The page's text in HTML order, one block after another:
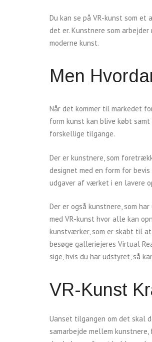
Du kan se på VR-kunst som
det er. Kunstnere som
moderne kunst.
Men
Når det kommer til markedet
form kunst kan blive købt
forskellige tilgange.
Der er kunstnere, som
designet med en form for
udgaver af værket i en lavere
Der er også kunstnere, som
med VR-kunst hvor alle kan
kunstværker, som er skabt til
besøge galleriejeres Virtual
sige, hvis du har udstyret, så
VR-Kunst
Uanset tilgangen om det skal
samarbejde mellem